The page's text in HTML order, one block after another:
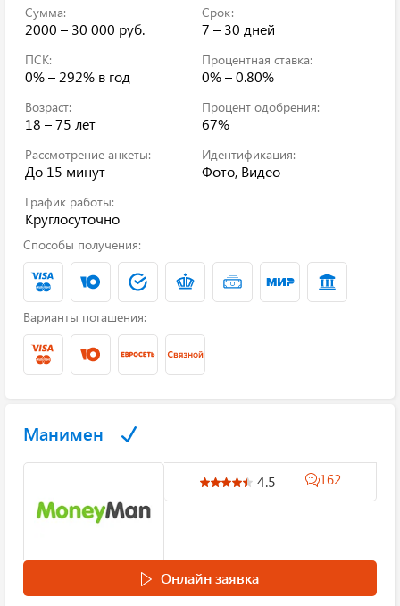
Сумма:
2000 – 30 000 руб.
Срок:
7 – 30 дней
ПСК:
0% – 292% в год
Процентная ставка:
0% – 0.80%
Возраст:
18 – 75 лет
Процент одобрения:
67%
Рассмотрение анкеты:
До 15 минут
Идентификация:
Фото, Видео
График работы:
Круглосуточно
Способы получения:
Варианты погашения:
Манимен
4.5 162
Онлайн заявка